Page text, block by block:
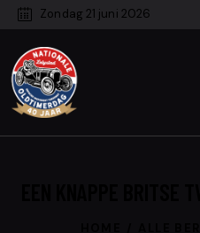
Zondag 21 juni 2026